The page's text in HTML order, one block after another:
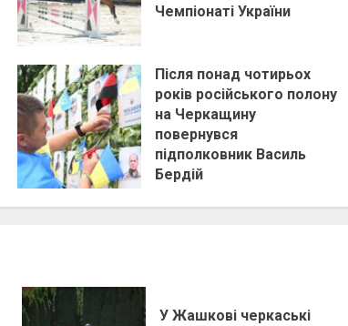
Чемпіонаті України
Після понад чотирьох
років російського полону
на Черкащину
повернувся
підполковник Василь
Бердій
У Жашкові черкаські